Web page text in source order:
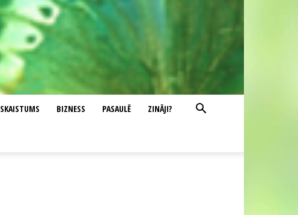
SKAISTUMS BIZNESS PASAULĒ ZINĀJI?